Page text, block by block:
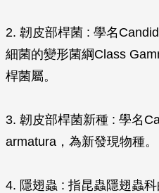
2. 韌皮部桿菌 : 學名
細菌的變形菌綱Class
桿菌屬。
3. 韌皮部桿菌新種 : 學名
armatura，為新發現物種。
4. 隱翅蟲 : 指昆蟲隱翅蟲